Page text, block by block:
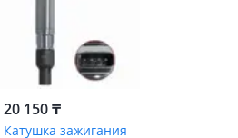
20 150 ₸
Катушка зажигания